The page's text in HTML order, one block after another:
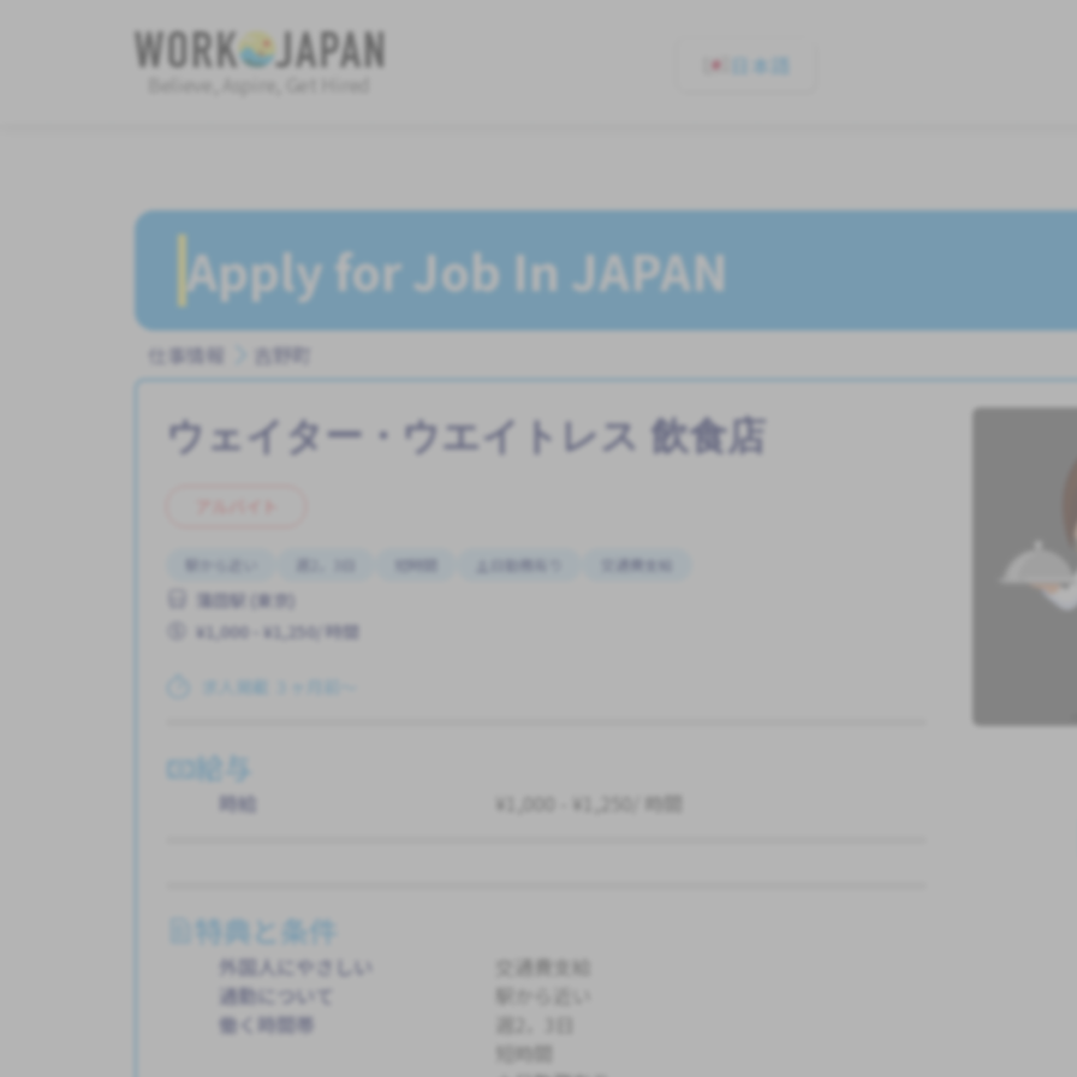
Believe, Aspire, Get Hired
日本語
Apply for Job In JAPAN
仕事情報 吉野町
ウェイター・ウエイトレス 飲食店
駅から近い 週2，3日 短時間 土日勤務有り 交通費支給
蒲田駅 (東京)
¥1,000 - ¥1,250/ 時間
求人掲載 ３ヶ月前〜
給与
時給 ¥1,000 - ¥1,250/ 時間
特典と条件
外国人にやさしい
交通費支給
通勤について
駅から近い
働く時間帯
短時間